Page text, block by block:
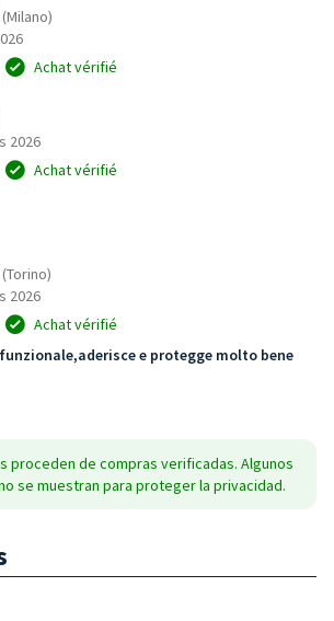
(Milano)
Achat vérifié
2026
Achat vérifié
(Torino)
2026
Achat vérifié
e protegge molto bene
proceden de compras verificadas. Algunos
se muestran para proteger la privacidad.